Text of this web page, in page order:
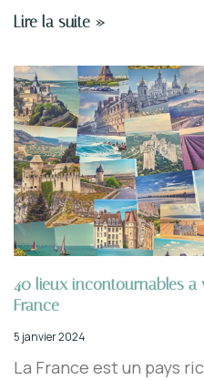
Lire la suite »
40 lieux incontournables a
France
5 janvier 2024
La France est un pays